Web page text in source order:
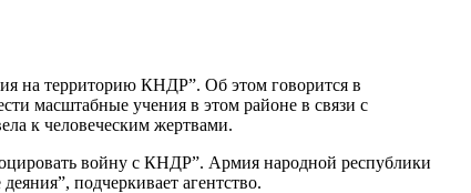
на территорию КНДР”. Об этом говорится в
масштабные учения в этом районе в связи с
к человеческим жертвами.
войну с КНДР”. Армия народной республики
подчеркивает агентство.